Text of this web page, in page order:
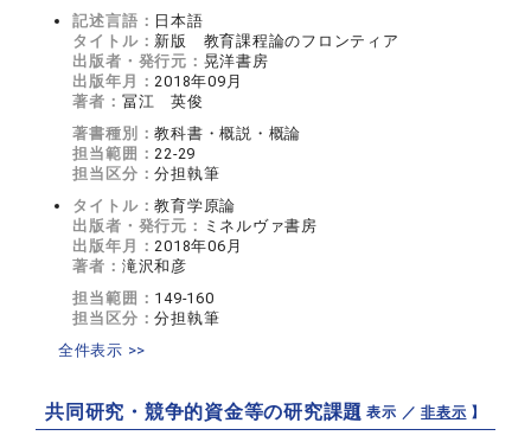
記述言語： 日本語
タイトル： 新版 教育課程論のフロンティア
出版者・発行元： 晃洋書房
出版年月：2018年09月
著者： 冨江 英俊
著書種別：教科書・概説・概論
担当範囲：22-29
担当区分：分担執筆
タイトル：教育学原論
出版者・発行元： ミネルヴァ書房
出版年月：2018年06月
著者： 滝沢和彦
担当範囲： 149-160
担当区分：分担執筆
全件表示 >>
共同研究・競争的資金等の研究課題【 表示 ／非表示 】